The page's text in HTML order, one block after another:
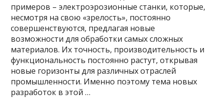
примеров – электроэрозионные станки, которые,
несмотря на свою «зрелость», постоянно
совершенствуются, предлагая новые
возможности для обработки самых сложных
материалов. Их точность, производительность и
функциональность постоянно растут, открывая
новые горизонты для различных отраслей
промышленности. Именно поэтому тема новых
разработок в этой …